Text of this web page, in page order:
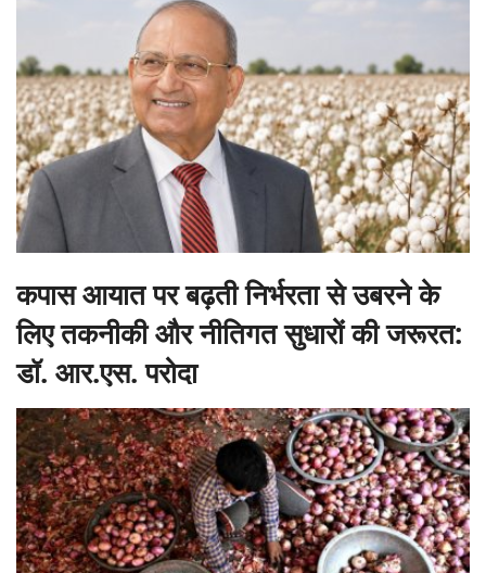
कपास आयात पर बढ़ती निर्भरता से उबरने के
लिए तकनीकी और नीतिगत सुधारों की जरूरत:
डॉ. आर.एस. परोदा